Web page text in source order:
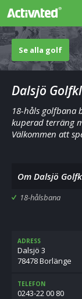
Se alla golf
Dalsjö
18-håls golfbana
kuperad terräng
Välkommen att
Om Dalsjö
18-hålsbana
ADRESS
Dalsjö 3
78478 Borlänge
TELEFON
0243-22 00 80